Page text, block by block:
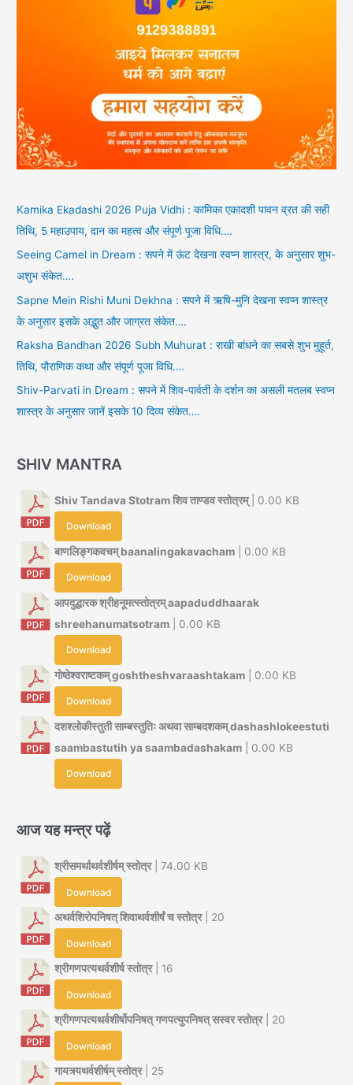
Kamika Ekadashi 2026 Puja Vidhi : कामिका एकादशी पावन व्रत की सही
तिथि, 5 महाउपाय, दान का महत्व और संपूर्ण पूजा विधि….
Seeing Camel in Dream : सपने में ऊंट देखना स्वप्न शास्त्र, के अनुसार शुभ-
अशुभ संकेत….
Sapne Mein Rishi Muni Dekhna : सपने में ऋषि-मुनि देखना स्वप्न शास्त्र
के अनुसार इसके अद्भुत और जाग्रत संकेत….
Raksha Bandhan 2026 Subh Muhurat : राखी बांधने का सबसे शुभ मुहूर्त,
तिथि, पौराणिक कथा और संपूर्ण पूजा विधि….
Shiv-Parvati in Dream : सपने में शिव-पार्वती के दर्शन का असली मतलब स्वप्न
शास्त्र के अनुसार जानें इसके 10 दिव्य संकेत….
SHIV MANTRA
Shiv Tandava Stotram शिव ताण्डव स्तोत्रम्| 0.00 KB
Download
बाणलिङ्गकवचम् baanalingakavacham | 0.00 KB
Download
आपदुद्धारक श्रीहनूमत्स्तोत्रम् aapaduddhaarak
shreehanumatsotram | 0.00 KB
Download
गोष्ठेश्वराष्टकम् goshtheshvaraashtakam | 0.00 KB
Download
दशश्लोकीस्तुती साम्बस्तुतिः अथवा साम्बदशकम् dashashlokeestuti
saambastutih ya saambadashakam | 0.00 KB
Download
आज यह मन्त्र पढ़ें
श्रीसमर्थाथर्वशीर्षम् स्तोत्र| 74.00 KB
Download
अथर्वशिरोपनिषत् शिवाथर्वशीर्षं च स्तोत्र| 20
Download
श्रीगणपत्यथर्वशीर्ष स्तोत्र| 16
Download
श्रीगणपत्यथर्वशीर्षोपनिषत् गणपत्युपनिषत् सस्वर स्तोत्र| 20
Download
गायत्र्यथर्वशीर्षम् स्तोत्र| 25